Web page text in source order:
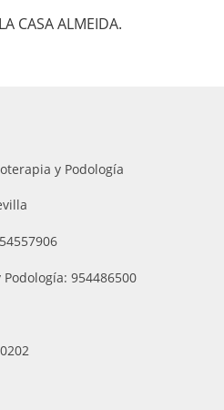
CASA ALMEIDA.
y Podología
954486500